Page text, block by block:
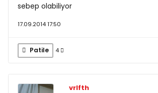
sebep olabiliyor
17.09.2014 17:50
Patile 4
vrlfth